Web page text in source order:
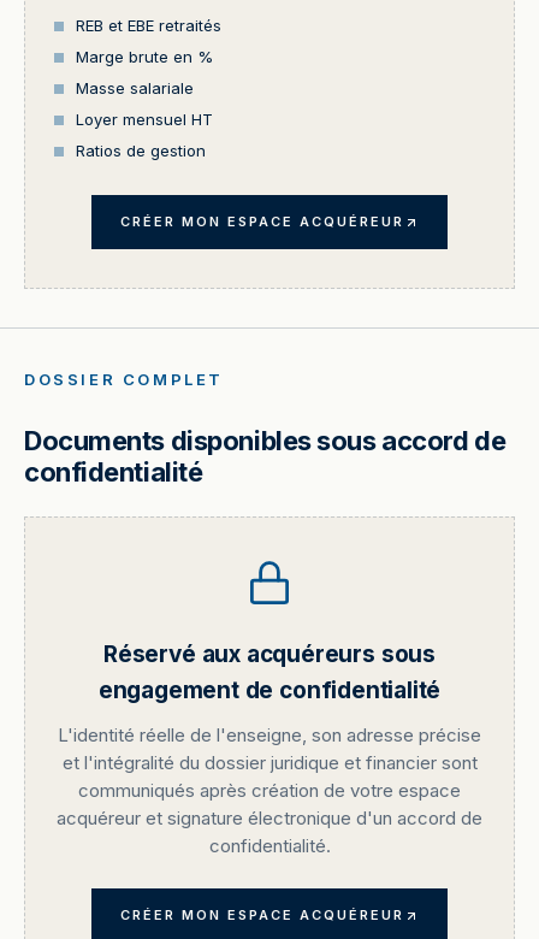
REB et EBE retraités
Marge brute en %
Masse salariale
Loyer mensuel HT
Ratios de gestion
CRÉER MON ESPACE ACQUÉREUR
DOSSIER COMPLET
Documents disponibles sous accord de
confidentialité
Réservé aux acquéreurs sous
engagement de confidentialité
L'identité réelle de l'enseigne, son adresse précise
et l'intégralité du dossier juridique et financier sont
communiqués après création de votre espace
acquéreur et signature électronique d'un accord de
confidentialité.
CRÉER MON ESPACE ACQUÉREUR